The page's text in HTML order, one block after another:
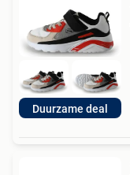
Duurzame deal